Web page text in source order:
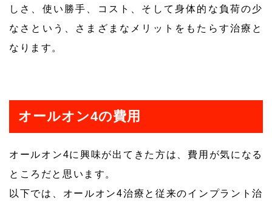
しさ、使い勝手、コスト、そして身体的な負荷の少
なさという、さまざまなメリットをもたらす治療と
なります。
オールオン4の費用
オールオン4に興味が出てきた方は、費用が気になる
ところだと思います。
以下では、オールオン4治療と従来のインプラント治